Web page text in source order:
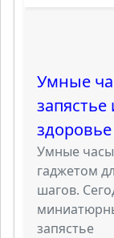
Умные
здоровье
Умные часы
гаджетом
шагов.
запястье